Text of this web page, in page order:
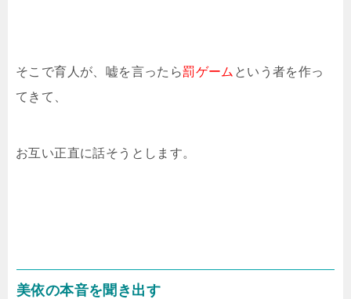
そこで育人が、嘘を言ったら罰ゲーム という者を作っ
てきて、
お互い正直に話そうとします。
美依の本音を聞き出す